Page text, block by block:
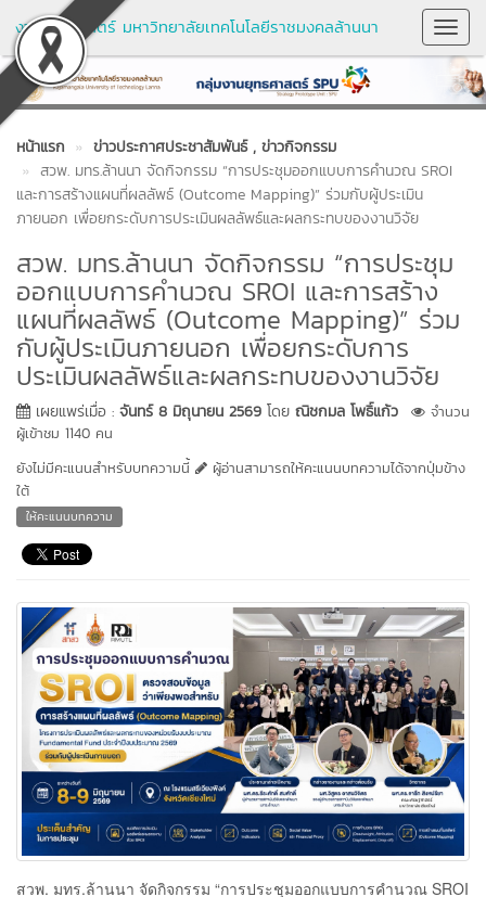
งานยุทธศาสตร์ มหาวิทยาลัยเทคโนโลยีราชมงคลล้านนา
หน้าแรก ข่าวประกาศประชาสัมพันธ์ , ข่าวกิจกรรม
สวพ. มทร.ล้านนา จัดกิจกรรม “การประชุมออกแบบการคำนวณ SROI
และการสร้างแผนที่ผลลัพธ์ (Outcome Mapping)” ร่วมกับผู้ประเมิน
ภายนอก เพื่อยกระดับการประเมินผลลัพธ์และผลกระทบของงานวิจัย
สวพ. มทร.ล้านนา จัดกิจกรรม “การประชุม
ออกแบบการคำนวณ SROI และการสร้าง
แผนที่ผลลัพธ์ (Outcome Mapping)” ร่วม
กับผู้ประเมินภายนอก เพื่อยกระดับการ
ประเมินผลลัพธ์และผลกระทบของงานวิจัย
เผยแพร่เมื่อ : จันทร์ 8 มิถุนายน 2569 โดย ณิชกมล โพธิ์แก้ว
จำนวน
ผู้เข้าชม 1140 คน
ยังไม่มีคะแนนสำหรับบทความนี้
ผู้อ่านสามารถให้คะแนนบทความได้จากปุ่มข้าง
ใต้
ให้คะแนนบทความ
สวพ. มทร.ล้านนา จัดกิจกรรม “การประชุมออกแบบการคำนวณ SROI